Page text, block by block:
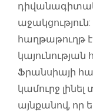
հաղթաթուղթ
Ֆրանսիայի
կամուրջ
այնքանով, որ